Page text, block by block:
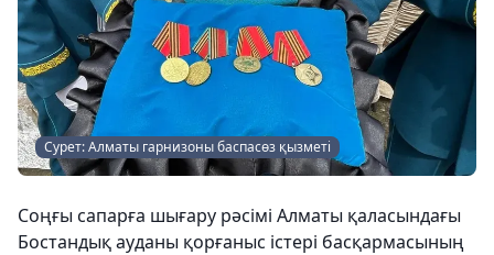
Сурет: Алматы гарнизоны баспасөз қызметі
Соңғы сапарға шығару рәсімі Алматы қаласындағы
Бостандық ауданы қорғаныс істері басқармасының